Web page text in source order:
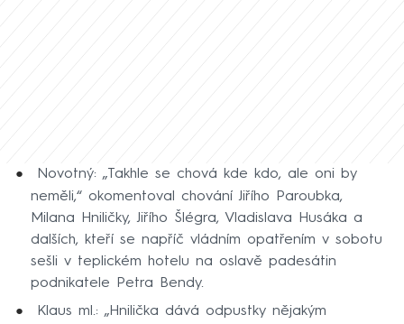
Novotný: „Takhle se chová kde kdo, ale oni by
neměli,“ okomentoval chování Jiřího Paroubka,
Milana Hniličky, Jiřího Šlégra, Vladislava Husáka a
dalších, kteří se napříč vládním opatřením v sobotu
sešli v teplickém hotelu na oslavě padesátin
podnikatele Petra Bendy.
Klaus ml.: „Hnilička dává odpustky nějakým